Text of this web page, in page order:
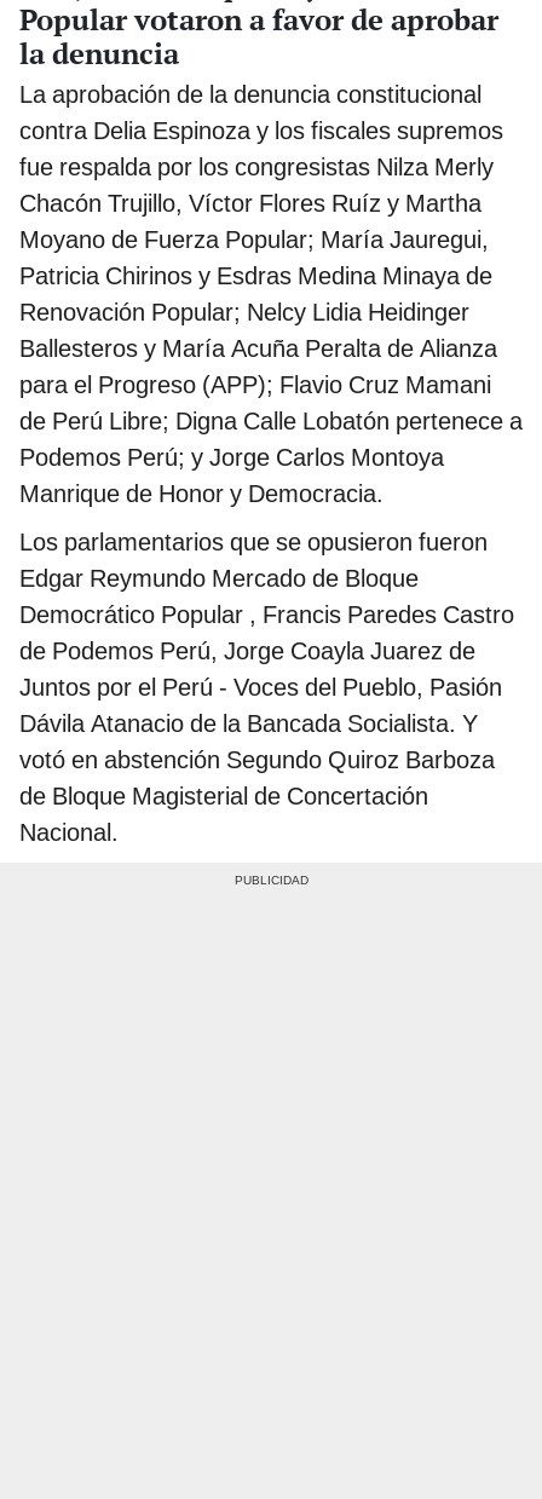
Popular votaron a favor de aprobar
la denuncia
La aprobación de la denuncia constitucional
contra Delia Espinoza y los fiscales supremos
fue respalda por los congresistas Nilza Merly
Chacón Trujillo, Víctor Flores Ruíz y Martha
Moyano de Fuerza Popular; María Jauregui,
Patricia Chirinos y Esdras Medina Minaya de
Renovación Popular; Nelcy Lidia Heidinger
Ballesteros y María Acuña Peralta de Alianza
para el Progreso (APP); Flavio Cruz Mamani
de Perú Libre; Digna Calle Lobatón pertenece a
Podemos Perú; y Jorge Carlos Montoya
Manrique de Honor y Democracia.
Los parlamentarios que se opusieron fueron
Edgar Reymundo Mercado de Bloque
Democrático Popular , Francis Paredes Castro
de Podemos Perú, Jorge Coayla Juarez de
Juntos por el Perú - Voces del Pueblo, Pasión
Dávila Atanacio de la Bancada Socialista. Y
votó en abstención Segundo Quiroz Barboza
de Bloque Magisterial de Concertación
Nacional.